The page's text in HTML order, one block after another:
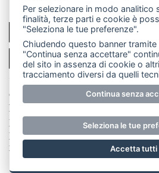
SCRIVICI
PER LA TUA
© Copyright Merateonline S.r.l. -
E' proibita la riproduzione e
parziale di testi, articoli e
preventiva autorizzazione scritta
numero Rea LC 291.277 -
Per selezionare in modo analitico
finalità, terze parti e cookie è
"Seleziona le tue preferenze".
Chiudendo questo banner
"Continua senza accettare"
del sito in assenza di cookie o
tracciamento diversi da quelli
Continua senza
Seleziona le tue
Accetta tutti